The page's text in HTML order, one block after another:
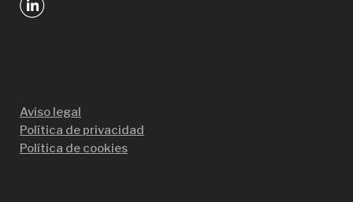
Aviso legal
Política de privacidad
Política de cookies